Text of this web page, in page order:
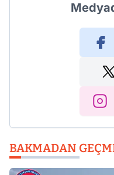
BAKMADAN